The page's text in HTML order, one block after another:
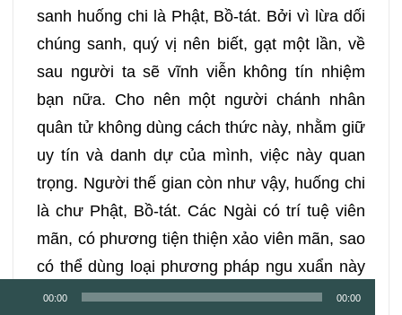
00:00 00:00
sanh huống chi là Phật, Bồ-tát. Bởi vì lừa dối
chúng sanh, quý vị nên biết, gạt một lần, về
sau người ta sẽ vĩnh viễn không tín nhiệm
bạn nữa. Cho nên một người chánh nhân
quân tử không dùng cách thức này, nhằm giữ
uy tín và danh dự của mình, việc này quan
trọng. Người thế gian còn như vậy, huống chi
là chư Phật, Bồ-tát. Các Ngài có trí tuệ viên
mãn, có phương tiện thiện xảo viên mãn, sao
có thể dùng loại phương pháp ngu xuẩn này
chứ? Nếu như chúng ta hiểu rõ đạo lý này